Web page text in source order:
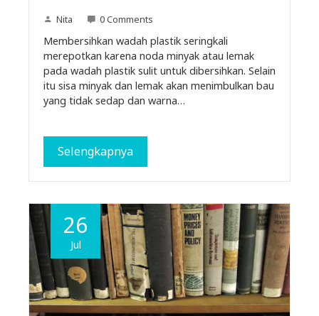
Nita 0 Comments
Membersihkan wadah plastik seringkali
merepotkan karena noda minyak atau lemak
pada wadah plastik sulit untuk dibersihkan. Selain
itu sisa minyak dan lemak akan menimbulkan bau
yang tidak sedap dan warna…
Selengkapnya
26
Jul